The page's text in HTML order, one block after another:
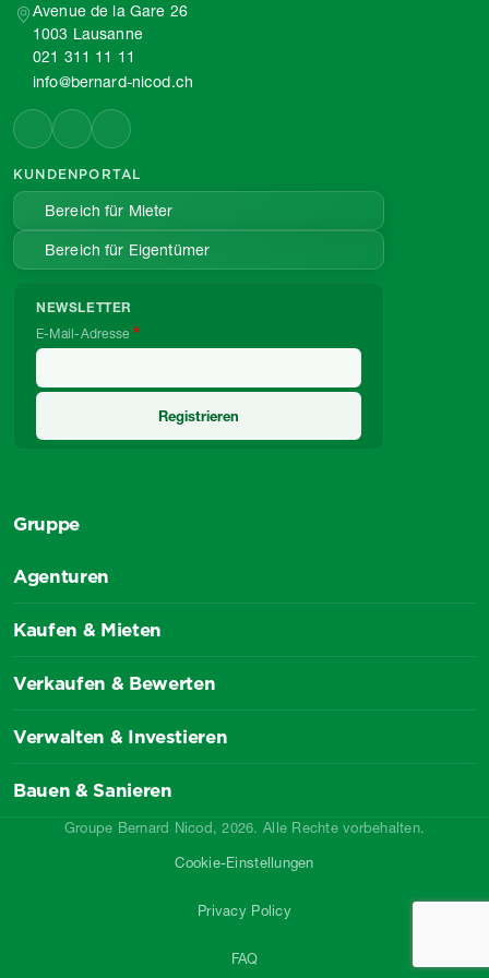
Avenue de la Gare 26
1003 Lausanne
021 311 11 11
info@bernard-nicod.ch
KUNDENPORTAL
Bereich für Mieter
Bereich für Eigentümer
NEWSLETTER
E-Mail-Adresse
Gruppe
Agenturen
Kaufen & Mieten
Verkaufen & Bewerten
Verwalten & Investieren
Bauen & Sanieren
Groupe Bernard Nicod, 2026. Alle Rechte vorbehalten.
Cookie-Einstellungen
Privacy Policy
FAQ